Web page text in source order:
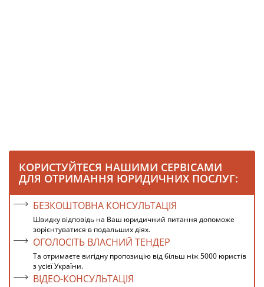
КОРИСТУЙТЕСЯ НАШИМИ СЕРВІСАМИ
ДЛЯ ОТРИМАННЯ ЮРИДИЧНИХ ПОСЛУГ:
БЕЗКОШТОВНА КОНСУЛЬТАЦІЯ
Швидку відповідь на Ваш юридичний питання допоможе
зорієнтуватися в подальших діях.
ОГОЛОСІТЬ ВЛАСНИЙ ТЕНДЕР
Та отримаєте вигідну пропозицію від більш ніж 5000 юристів
з усієї України.
ВІДЕО-КОНСУЛЬТАЦІЯ